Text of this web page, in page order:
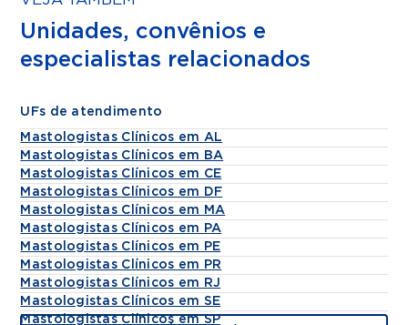
Unidades, convênios e
especialistas relacionados
UFs de atendimento
Mastologistas Clínicos em AL
Mastologistas Clínicos em BA
Mastologistas Clínicos em CE
Mastologistas Clínicos em DF
Mastologistas Clínicos em MA
Mastologistas Clínicos em PA
Mastologistas Clínicos em PE
Mastologistas Clínicos em PR
Mastologistas Clínicos em RJ
Mastologistas Clínicos em SE
Mastologistas Clínicos em SP